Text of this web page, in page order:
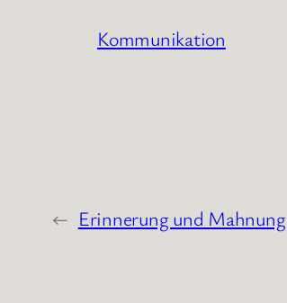
Kommunikation
← Erinnerung und Mahnung